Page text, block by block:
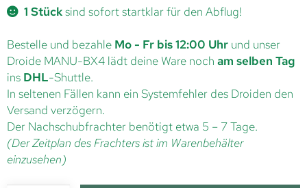
1 Stücksind sofort startklar für den Abflug!
Bestelle und bezahle Mo - Fr bis 12:00 Uhr und unser
Droide MANU-BX4 lädt deine Ware noch am selben Tag
ins DHL-Shuttle.
In seltenen Fällen kann ein Systemfehler des Droiden den
Versand verzögern.
Der Nachschubfrachter benötigt etwa 5 – 7 Tage.
(Der Zeitplan des Frachters ist im Warenbehälter
einzusehen)